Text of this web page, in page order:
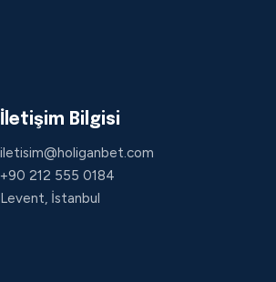
İletişim Bilgisi
iletisim@holiganbet.com
+90 212 555 0184
Levent, İstanbul